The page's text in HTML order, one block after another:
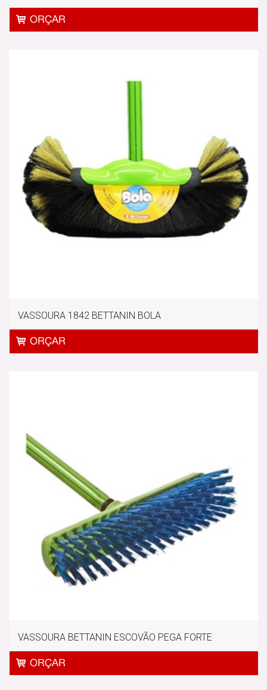
VASSOURA 1842 BETTANIN BOLA
VASSOURA BETTANIN ESCOVÃO PEGA FORTE